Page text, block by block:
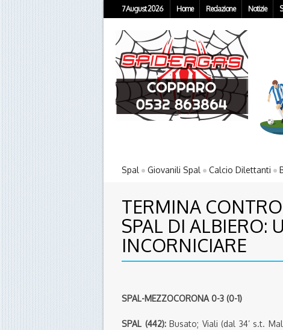
7 August 2026 Home Redazione Notizie
Spal Giovanili Spal Calcio Dilettanti
TERMINA
SPAL DI ALBIERO:
INCORNICIARE
SPAL-MEZZOCORONA 0-3 (0-1)
SPAL (442):Busato; Viali (dal 34’ s.t.